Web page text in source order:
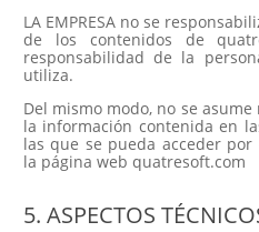
LA EMPRESA no se
de los contenidos de
responsabilidad de la
utiliza.
Del mismo modo, no se
la información contenida en
las que se pueda acceder
la página web quatresoft.com
5. ASPECTOS